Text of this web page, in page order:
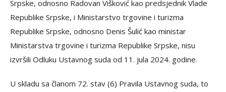
Srpske, odnosno Radovan Višković kao predsjednik Vlade
Republike Srpske, i Ministarstvo trgovine i turizma
Republike Srpske, odnosno Denis Šulić kao ministar
Ministarstva trgovine i turizma Republike Srpske, nisu
izvršili Odluku Ustavnog suda od 11. jula 2024. godine.
U skladu sa članom 72. stav (6) Pravila Ustavnog suda, to